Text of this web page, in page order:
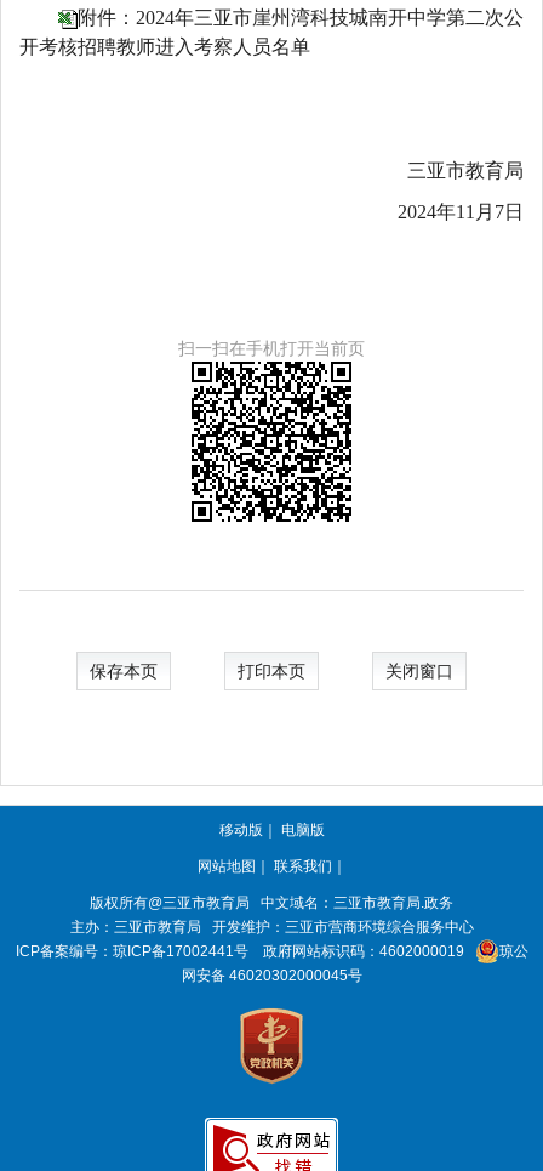
附件：2024年三亚市崖州湾科技城南开中学第二次公
开考核招聘教师进入考察人员名单
三亚市教育局
2024年11 月 7日
扫一扫在手机打开当前页
保存本页 打印本页 关闭窗口
移动版 ｜ 电脑版
网站地图 ｜ 联系我们 ｜
版权所有@三亚市教育局
中文域名：三亚市教育局.政务
主办：三亚市教育局
开发维护：三亚市营商环境综合服务中心
ICP备案编号： 琼ICP备17002441号 政府网站标识码： 4602000019
琼公
网安备 46020302000045号